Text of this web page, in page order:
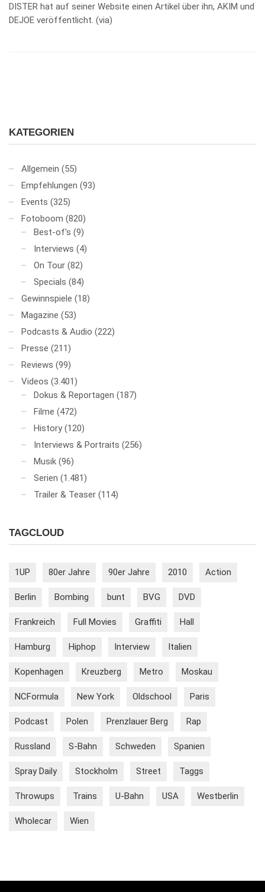
DISTER hat auf seiner Website einen Artikel über ihn, AKIM und
DEJOE veröffentlicht. (via)
KATEGORIEN
Allgemein (55)
Empfehlungen (93)
Events (325)
Fotoboom (820)
Best-of's (9)
Interviews (4)
On Tour (82)
Specials (84)
Gewinnspiele (18)
Magazine (53)
Podcasts & Audio (222)
Presse (211)
Reviews (99)
Videos (3.401)
Dokus & Reportagen (187)
Filme (472)
History (120)
Interviews & Portraits (256)
Musik (96)
Serien (1.481)
Trailer & Teaser (114)
TAGCLOUD
1UP 80er Jahre 90er Jahre 2010 Action
Berlin Bombing bunt BVG DVD
Frankreich Full Movies Graffiti Hall
Hamburg Hiphop Interview Italien
Kopenhagen Kreuzberg Metro Moskau
NCFormula New York Oldschool Paris
Podcast Polen Prenzlauer Berg Rap
Russland S-Bahn Schweden Spanien
Spray Daily Stockholm Street Taggs
Throwups Trains U-Bahn USA Westberlin
Wholecar Wien